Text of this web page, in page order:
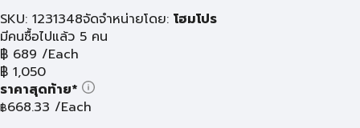
SKU: 1231348จัดจำหน่ายโดย: โฮมโปร
มีคนซื้อไปแล้ว 5 คน
฿ 689 /Each
฿ 1,050
ราคาสุดท้าย*
฿668.33 /Each